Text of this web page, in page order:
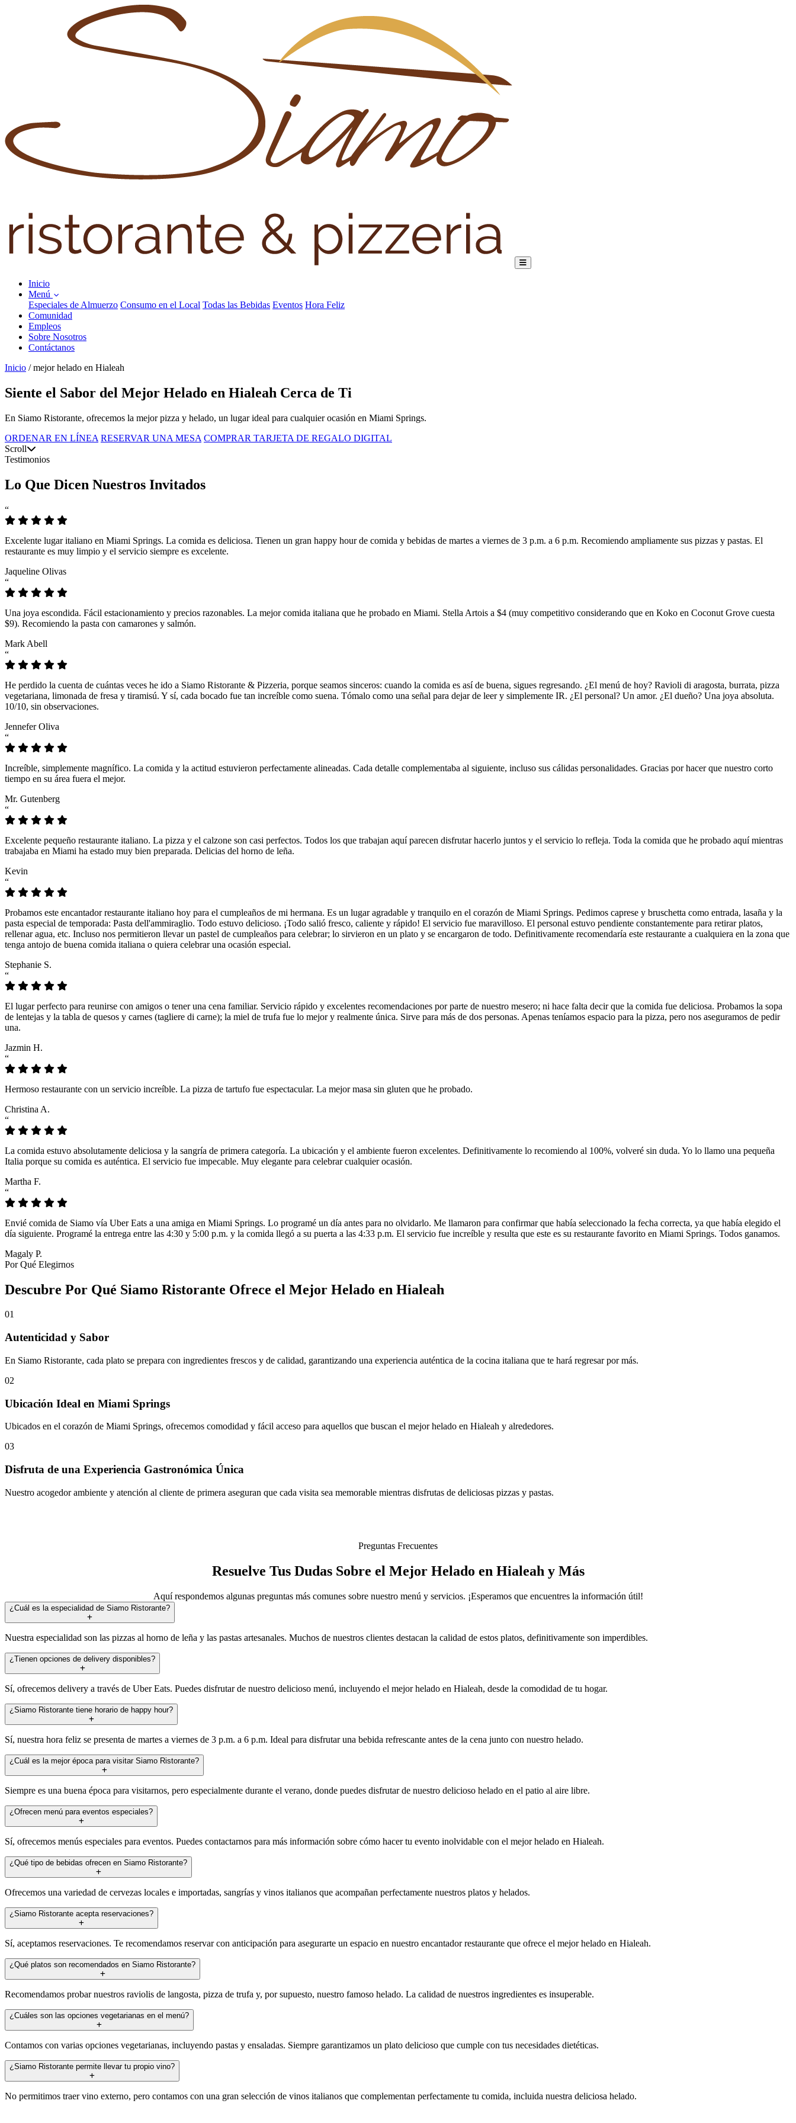
Inicio
Menú
Especiales de Almuerzo Consumo en el Local Todas las Bebidas Eventos Hora Feliz
Comunidad
Empleos
Sobre Nosotros
Contáctanos
Inicio / mejor helado en Hialeah
Siente el Sabor del Mejor Helado en Hialeah Cerca de Ti
En Siamo Ristorante, ofrecemos la mejor pizza y helado, un lugar ideal para cualquier ocasión en Miami Springs.
ORDENAR EN LÍNEA RESERVAR UNA MESA COMPRAR TARJETA DE REGALO DIGITAL
Scroll
Testimonios
Lo Que Dicen Nuestros Invitados
“
Excelente lugar italiano en Miami Springs. La comida es deliciosa. Tienen un gran happy hour de comida y bebidas de martes a viernes de 3 p.m. a 6 p.m. Recomiendo ampliamente sus pizzas y pastas. El
restaurante es muy limpio y el servicio siempre es excelente.
Jaqueline Olivas
“
Una joya escondida. Fácil estacionamiento y precios razonables. La mejor comida italiana que he probado en Miami. Stella Artois a $4 (muy competitivo considerando que en Koko en Coconut Grove cuesta
$9). Recomiendo la pasta con camarones y salmón.
Mark Abell
“
He perdido la cuenta de cuántas veces he ido a Siamo Ristorante & Pizzeria, porque seamos sinceros: cuando la comida es así de buena, sigues regresando. ¿El menú de hoy? Ravioli di aragosta, burrata, pizza
vegetariana, limonada de fresa y tiramisú. Y sí, cada bocado fue tan increíble como suena. Tómalo como una señal para dejar de leer y simplemente IR. ¿El personal? Un amor. ¿El dueño? Una joya absoluta.
10/10, sin observaciones.
Jennefer Oliva
“
Increíble, simplemente magnífico. La comida y la actitud estuvieron perfectamente alineadas. Cada detalle complementaba al siguiente, incluso sus cálidas personalidades. Gracias por hacer que nuestro corto
tiempo en su área fuera el mejor.
Mr. Gutenberg
“
Excelente pequeño restaurante italiano. La pizza y el calzone son casi perfectos. Todos los que trabajan aquí parecen disfrutar hacerlo juntos y el servicio lo refleja. Toda la comida que he probado aquí mientras
trabajaba en Miami ha estado muy bien preparada. Delicias del horno de leña.
Kevin
“
Probamos este encantador restaurante italiano hoy para el cumpleaños de mi hermana. Es un lugar agradable y tranquilo en el corazón de Miami Springs. Pedimos caprese y bruschetta como entrada, lasaña y la
pasta especial de temporada: Pasta dell'ammiraglio. Todo estuvo delicioso. ¡Todo salió fresco, caliente y rápido! El servicio fue maravilloso. El personal estuvo pendiente constantemente para retirar platos,
rellenar agua, etc. Incluso nos permitieron llevar un pastel de cumpleaños para celebrar; lo sirvieron en un plato y se encargaron de todo. Definitivamente recomendaría este restaurante a cualquiera en la zona que
tenga antojo de buena comida italiana o quiera celebrar una ocasión especial.
Stephanie S.
“
El lugar perfecto para reunirse con amigos o tener una cena familiar. Servicio rápido y excelentes recomendaciones por parte de nuestro mesero; ni hace falta decir que la comida fue deliciosa. Probamos la sopa
de lentejas y la tabla de quesos y carnes (tagliere di carne); la miel de trufa fue lo mejor y realmente única. Sirve para más de dos personas. Apenas teníamos espacio para la pizza, pero nos aseguramos de pedir
una.
Jazmin H.
“
Hermoso restaurante con un servicio increíble. La pizza de tartufo fue espectacular. La mejor masa sin gluten que he probado.
Christina A.
“
La comida estuvo absolutamente deliciosa y la sangría de primera categoría. La ubicación y el ambiente fueron excelentes. Definitivamente lo recomiendo al 100%, volveré sin duda. Yo lo llamo una pequeña
Italia porque su comida es auténtica. El servicio fue impecable. Muy elegante para celebrar cualquier ocasión.
Martha F.
“
Envié comida de Siamo vía Uber Eats a una amiga en Miami Springs. Lo programé un día antes para no olvidarlo. Me llamaron para confirmar que había seleccionado la fecha correcta, ya que había elegido el
día siguiente. Programé la entrega entre las 4:30 y 5:00 p.m. y la comida llegó a su puerta a las 4:33 p.m. El servicio fue increíble y resulta que este es su restaurante favorito en Miami Springs. Todos ganamos.
Magaly P.
Por Qué Elegirnos
Descubre Por Qué Siamo Ristorante Ofrece el Mejor Helado en Hialeah
01
Autenticidad y Sabor
En Siamo Ristorante, cada plato se prepara con ingredientes frescos y de calidad, garantizando una experiencia auténtica de la cocina italiana que te hará regresar por más.
02
Ubicación Ideal en Miami Springs
Ubicados en el corazón de Miami Springs, ofrecemos comodidad y fácil acceso para aquellos que buscan el mejor helado en Hialeah y alrededores.
03
Disfruta de una Experiencia Gastronómica Única
Nuestro acogedor ambiente y atención al cliente de primera aseguran que cada visita sea memorable mientras disfrutas de deliciosas pizzas y pastas.
Preguntas Frecuentes
Resuelve Tus Dudas Sobre el Mejor Helado en Hialeah y Más
Aquí respondemos algunas preguntas más comunes sobre nuestro menú y servicios. ¡Esperamos que encuentres la información útil!
¿Cuál es la especialidad de Siamo Ristorante?
Nuestra especialidad son las pizzas al horno de leña y las pastas artesanales. Muchos de nuestros clientes destacan la calidad de estos platos, definitivamente son imperdibles.
¿Tienen opciones de delivery disponibles?
Sí, ofrecemos delivery a través de Uber Eats. Puedes disfrutar de nuestro delicioso menú, incluyendo el mejor helado en Hialeah, desde la comodidad de tu hogar.
¿Siamo Ristorante tiene horario de happy hour?
Sí, nuestra hora feliz se presenta de martes a viernes de 3 p.m. a 6 p.m. Ideal para disfrutar una bebida refrescante antes de la cena junto con nuestro helado.
¿Cuál es la mejor época para visitar Siamo Ristorante?
Siempre es una buena época para visitarnos, pero especialmente durante el verano, donde puedes disfrutar de nuestro delicioso helado en el patio al aire libre.
¿Ofrecen menú para eventos especiales?
Sí, ofrecemos menús especiales para eventos. Puedes contactarnos para más información sobre cómo hacer tu evento inolvidable con el mejor helado en Hialeah.
¿Qué tipo de bebidas ofrecen en Siamo Ristorante?
Ofrecemos una variedad de cervezas locales e importadas, sangrías y vinos italianos que acompañan perfectamente nuestros platos y helados.
¿Siamo Ristorante acepta reservaciones?
Sí, aceptamos reservaciones. Te recomendamos reservar con anticipación para asegurarte un espacio en nuestro encantador restaurante que ofrece el mejor helado en Hialeah.
¿Qué platos son recomendados en Siamo Ristorante?
Recomendamos probar nuestros raviolis de langosta, pizza de trufa y, por supuesto, nuestro famoso helado. La calidad de nuestros ingredientes es insuperable.
¿Cuáles son las opciones vegetarianas en el menú?
Contamos con varias opciones vegetarianas, incluyendo pastas y ensaladas. Siempre garantizamos un plato delicioso que cumple con tus necesidades dietéticas.
¿Siamo Ristorante permite llevar tu propio vino?
No permitimos traer vino externo, pero contamos con una gran selección de vinos italianos que complementan perfectamente tu comida, incluida nuestra deliciosa helado.